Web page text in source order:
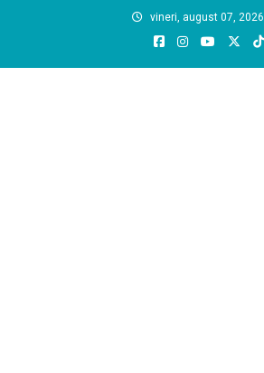
vineri, august 07, 2026